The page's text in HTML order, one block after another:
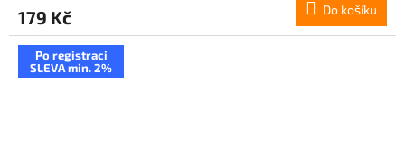
179 Kč Do košíku
Po registraci
SLEVA min. 2%